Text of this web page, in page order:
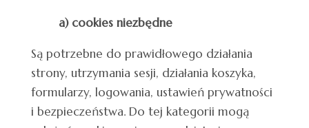
a) cookies niezbędne
Są potrzebne do prawidłowego działania
strony, utrzymania sesji, działania koszyka,
formularzy, logowania, ustawień prywatności
i bezpieczeństwa. Do tej kategorii mogą